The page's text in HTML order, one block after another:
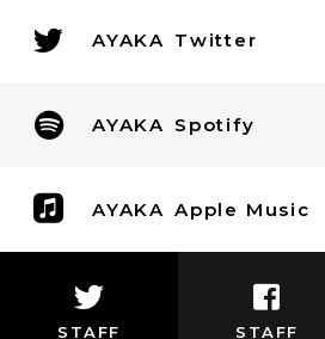
AYAKA Twitter
AYAKA Spotify
AYAKA Apple Music
STAFF STAFF